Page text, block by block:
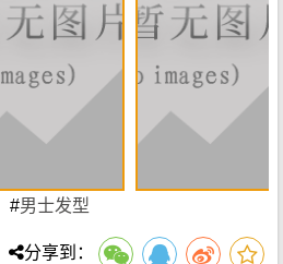
#男士发型
分享到：